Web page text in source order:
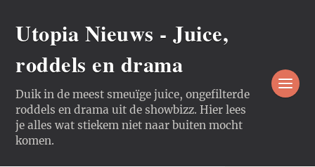
Utopia Nieuws - Juice,
roddels en drama
Duik in de meest smeuïge juice, ongefilterde
roddels en drama uit de showbizz. Hier lees
je alles wat stiekem niet naar buiten mocht
komen.